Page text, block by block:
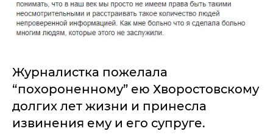
Журналистка пожелала
“похороненному” ею Хворостовскому
долгих лет жизни и принесла
извинения ему и его супруге.